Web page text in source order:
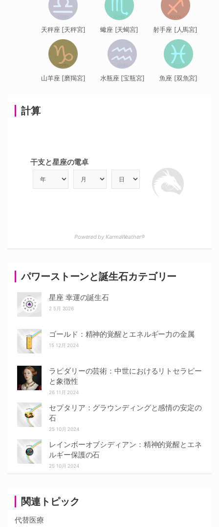
関連トピック
代替医療
パワーストーンと誕生石カテゴリー
星座 幸運の誕生石
2 5月 2026
ゴールド：精神的覚醒とエネルギー力の金属
15 12月 2024
ラピダリーの芸術：中世におけるリトセラピー
と象徴性
26 11月 2024
セプタリア：グラウンディングと感情の安定の
石
25 10月 2024
レインボーオブシディアン：精神的覚醒とエネ
ルギー保護の石
25 10月 2024
計算
干支と星座の電卓
Powered by KarmaWeather®
天秤座 [天秤宮] 蠍座 [天蝎宮] 射手座 [人馬宮]
山羊座 [磨羯宮] 水瓶座 [宝瓶宮] 魚座 [双魚宮]